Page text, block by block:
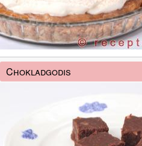
Chokladgodis